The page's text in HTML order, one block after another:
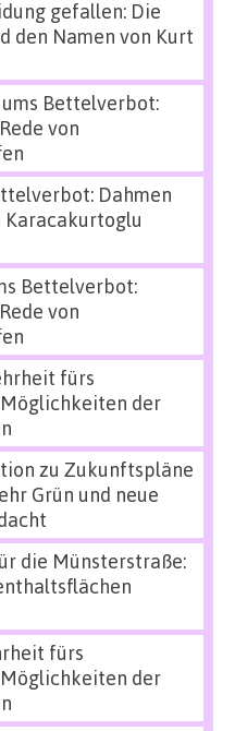
gefallen: Die
den Namen von Kurt
Bettelverbot:
von
Dahmen
Karacakurtoglu
Bettelverbot:
von
fürs
der
zu Zukunftspläne
Grün und neue
die Münsterstraße:
fürs
der